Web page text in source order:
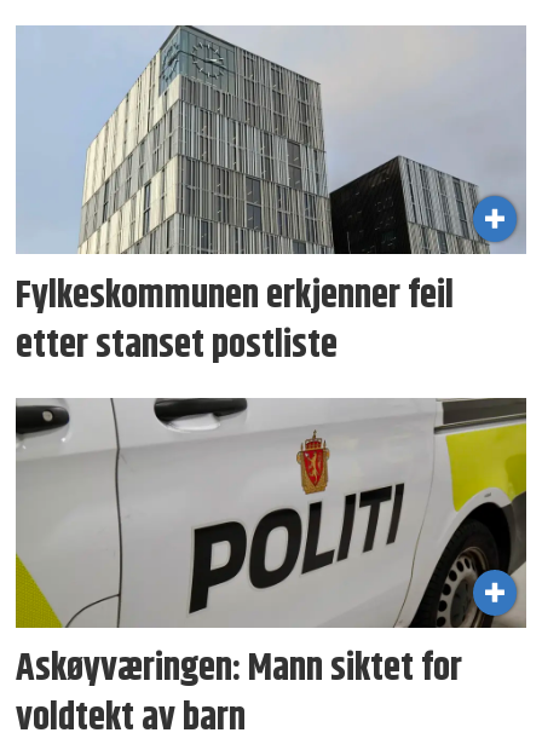
Fylkeskommunen erkjenner feil
etter stanset postliste
Askøyværingen: Mann siktet for
voldtekt av barn